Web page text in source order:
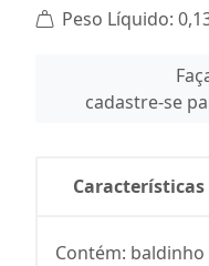
Peso Líquido:
cadastre-se
Características
Contém: baldinho